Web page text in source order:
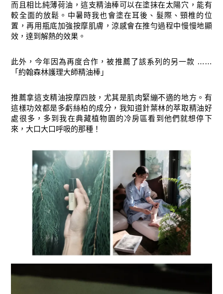
而且相比純薄荷油，這支精油棒可以在塗抹在太陽穴，能有
較全面的放鬆。中暑時我也會塗在耳後、髮際、頸椎的位
置，再用瓶底加強按摩肌膚，涼感會在推勻過程中慢慢地顯
效，達到解熱的效果。
此外，今年因為再度合作，被推薦了該系列的另一款 ……
「約翰森林護理大師精油棒」
推薦拿這支精油按摩四肢，尤其是肌肉緊繃不適的地方。有
這樣功效都是多虧絲柏的成分，我知道針葉林的萃取精油好
處很多，多到我在典藏植物園的冷房區看到他們就想停下
來，大口大口呼吸的那種！